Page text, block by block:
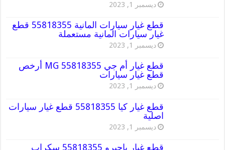
ديسمبر 1, 2023
قطع غيار سيارات المانية 55818355 قطع
غيار سيارات المانية مستعملة
ديسمبر 1, 2023
قطع غيار أم جي MG 55818355 أرخص
قطع غيار سيارات
ديسمبر 1, 2023
قطع غيار كيا 55818355 قطع غيار سيارات
اصلية
ديسمبر 1, 2023
قطع غيار باجيرو 55818355 سكراب